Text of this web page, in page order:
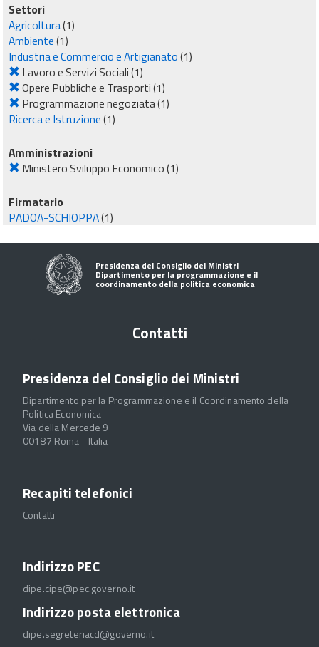
Settori
Agricoltura(1)
Ambiente(1)
Industria e Commercio e Artigianato(1)
Lavoro e Servizi Sociali(1)
Opere Pubbliche e Trasporti(1)
Programmazione negoziata(1)
Ricerca e Istruzione(1)
Amministrazioni
Ministero Sviluppo Economico(1)
Firmatario
PADOA-SCHIOPPA(1)
Presidenza del Consiglio dei Ministri
Dipartimento per la programmazione e il
coordinamento della politica economica
Contatti
Presidenza del Consiglio dei Ministri
Dipartimento per la Programmazione e il Coordinamento della
Politica Economica
Via della Mercede 9
00187 Roma - Italia
Recapiti telefonici
Contatti
Indirizzo PEC
dipe.cipe@pec.governo.it
Indirizzo posta elettronica
dipe.segreteriacd@governo.it